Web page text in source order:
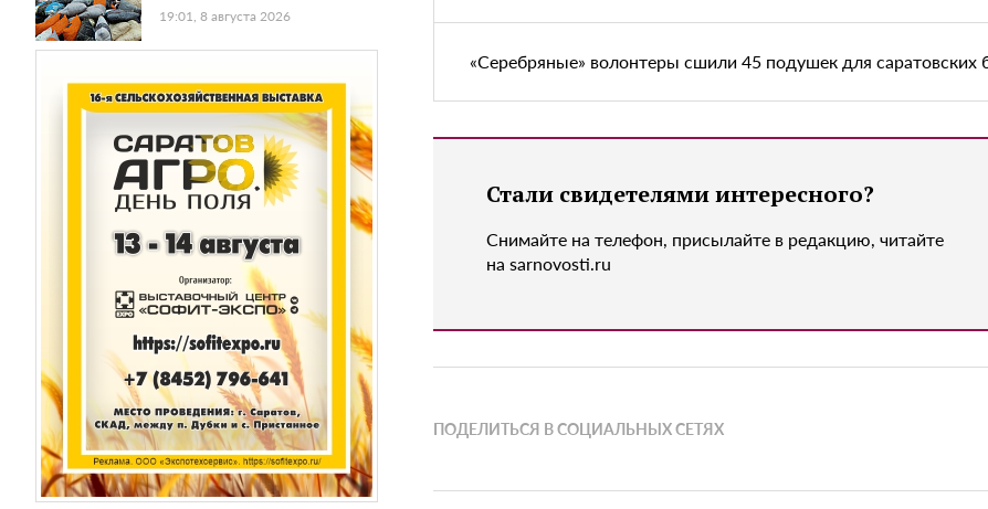
19:01, 8 августа 2026
«Серебряные» волонтеры сшили 45 подушек для саратовских
Стали свидетелями интересного?
Снимайте на телефон, присылайте в редакцию, читайте
на sarnovosti.ru
ПОДЕЛИТЬСЯ В СОЦИАЛЬНЫХ СЕТЯХ